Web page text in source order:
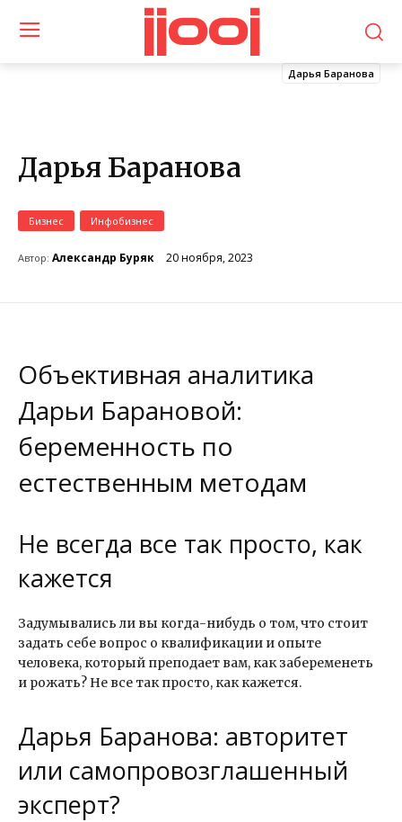
jjooj
Дарья Баранова
Бизнес Инфобизнес
Автор: Александр Буряк 20 ноября, 2023
Дарья Баранова
Объективная аналитика
Дарьи Барановой:
беременность по
естественным методам
Не всегда все так просто, как
кажется
Задумывались ли вы когда-нибудь о том, что стоит
задать себе вопрос о квалификации и опыте
человека, который преподает вам, как забеременеть
и рожать? Не все так просто, как кажется.
Дарья Баранова: авторитет
или самопровозглашенный
эксперт?